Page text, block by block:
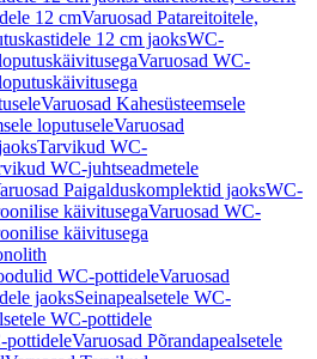
12 cmVaruosad Patareitoitele,
12 cm jaoksWC-
Varuosad WC-
Varuosad Kahesüsteemsele
loputuseleVaruosad
Tarvikud WC-
WC-juhtseadmetele
Paigalduskomplektid jaoksWC-
käivitusegaVaruosad WC-
käivitusega
WC-pottideleVaruosad
jaoksSeinapealsetele WC-
WC-pottidele
pottideleVaruosad Põrandapealsetele